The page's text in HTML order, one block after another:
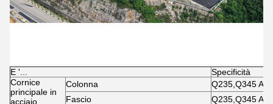
E '...
Specificità
Cornice
principale in
acciaio
Colonna
Q235,Q345
Fascio
Q235,Q345